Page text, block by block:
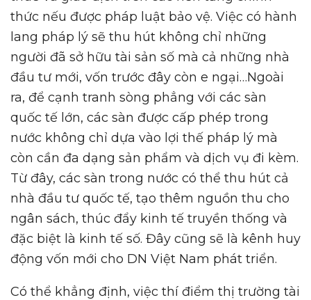
thức nếu được pháp luật bảo vệ. Việc có hành
lang pháp lý sẽ thu hút không chỉ những
người đã sở hữu tài sản số mà cả những nhà
đầu tư mới, vốn trước đây còn e ngại…Ngoài
ra, để cạnh tranh sòng phẳng với các sàn
quốc tế lớn, các sàn được cấp phép trong
nước không chỉ dựa vào lợi thế pháp lý mà
còn cần đa dạng sản phẩm và dịch vụ đi kèm.
Từ đây, các sàn trong nước có thể thu hút cả
nhà đầu tư quốc tế, tạo thêm nguồn thu cho
ngân sách, thúc đẩy kinh tế truyền thống và
đặc biệt là kinh tế số. Đây cũng sẽ là kênh huy
động vốn mới cho DN Việt Nam phát triển.
Có thể khẳng định, việc thí điểm thị trường tài